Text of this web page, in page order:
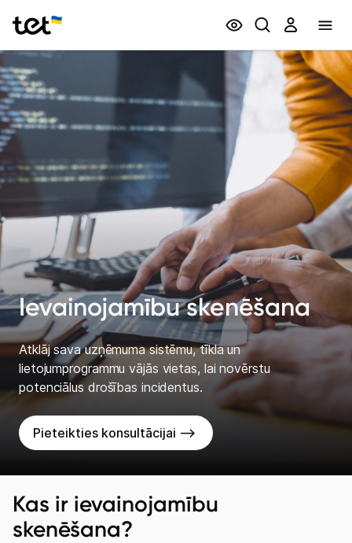
Privātpersonām
Ievainojamību skenēšana
Atklāj sava uzņēmuma sistēmu, tīkla un
lietojumprogrammu vājās vietas, lai novērstu
potenciālus drošības incidentus.
Pieteikties konsultācijai -->
Kas ir ievainojamību
skenēšana?